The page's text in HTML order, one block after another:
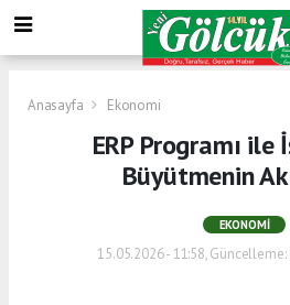
Anasayfa Ekonomi
ERP Programı
Büyütmenin
EKONOMI
15.05.2026 - 11:58,